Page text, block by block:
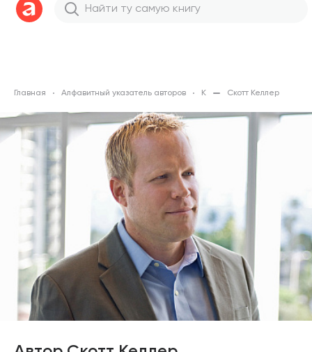
Главная Алфавитный указатель авторов К Скотт Келлер